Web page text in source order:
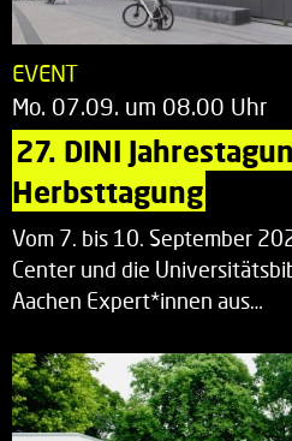
EVENT
Mo. 07.09. um 08.00 Uhr
27. DINI
Herbsttagung
Vom 7. bis 10. September
Center und die
Aachen Expert*innen aus…